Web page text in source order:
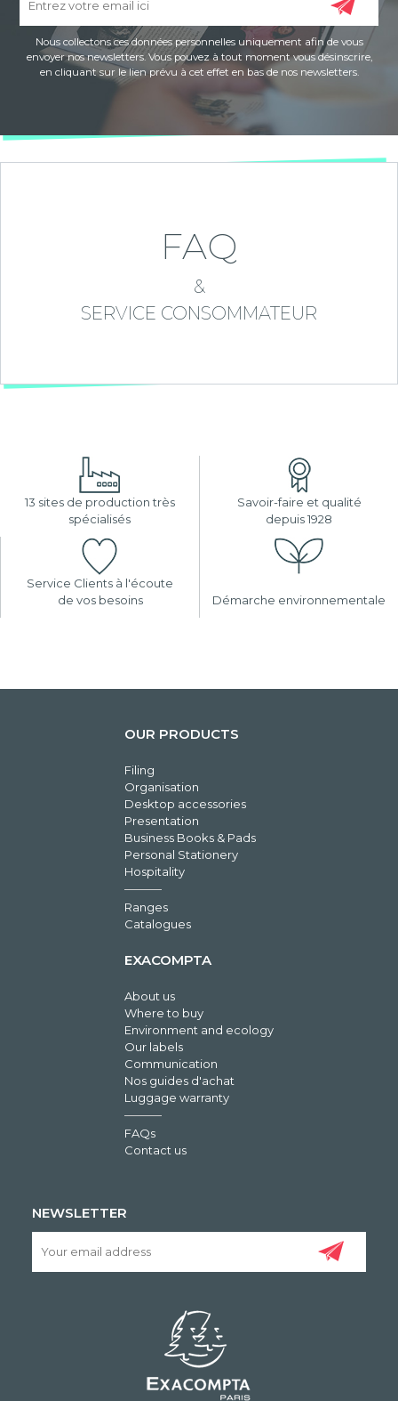
Nous collectons ces données personnelles uniquement afin de vous
envoyer nos newsletters. Vous pouvez à tout moment vous désinscrire,
en cliquant sur le lien prévu à cet effet en bas de nos newsletters.
FAQ
&
SERVICE CONSOMMATEUR
13 sites de production très
spécialisés
Savoir-faire et qualité
depuis 1928
Service Clients à l'écoute
de vos besoins
Démarche environnementale
OUR PRODUCTS
Filing
Organisation
Desktop accessories
Presentation
Business Books & Pads
Personal Stationery
Hospitality
Ranges
Catalogues
EXACOMPTA
About us
Where to buy
Environment and ecology
Our labels
Communication
Nos guides d'achat
Luggage warranty
FAQs
Contact us
NEWSLETTER